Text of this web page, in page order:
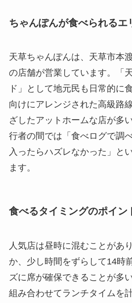
ちゃんぽんが食べられるエ
天草ちゃんぽんは、天草市本
の店舗が営業しています。「
ド」として地元民も日常的に
向けにアレンジされた高級路
ざしたアットホームな店が多
行者の間では「食べログで調
入ったらハズレなかった」と
ます。
食べるタイミングのポイン
人気店は昼時に混むことがあ
か、少し時間をずらして14時
ズに席が確保できることが多
組み合わせてランチタイムを